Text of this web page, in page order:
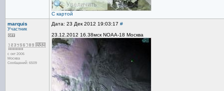
С картой
marquis
Участник
с окт 2006
Москва
Сообщений: 6509
Дата: 23 Дек 2012 19:03:17 #
23.12.2012 16.38мск NOAA-18 Москва